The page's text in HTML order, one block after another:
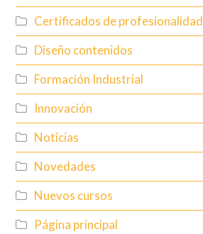
Certificados de profesionalidad
Diseño contenidos
Formación Industrial
Innovación
Noticias
Novedades
Nuevos cursos
Página principal